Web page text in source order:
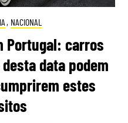
, NACIONAL
Portugal: carros
data podem
estes